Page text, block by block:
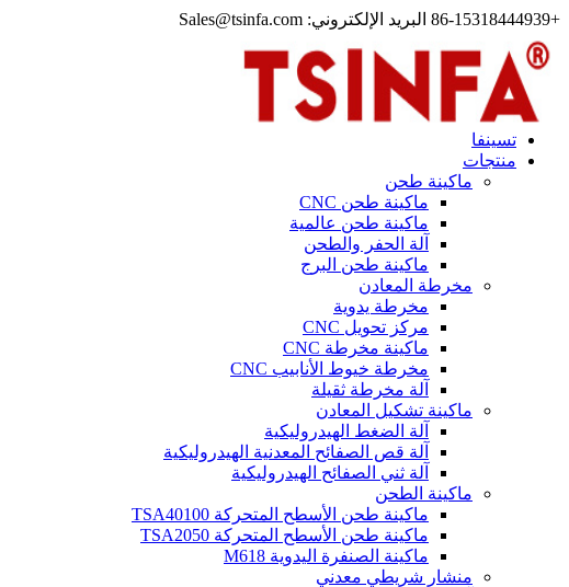
+86-15318444939 البريد الإلكتروني: Sales@tsinfa.com
تسينفا
منتجات
ماكينة طحن
ماكينة طحن CNC
ماكينة طحن عالمية
آلة الحفر والطحن
ماكينة طحن البرج
مخرطة المعادن
مخرطة يدوية
مركز تحويل CNC
ماكينة مخرطة CNC
مخرطة خيوط الأنابيب CNC
آلة مخرطة ثقيلة
ماكينة تشكيل المعادن
آلة الضغط الهيدروليكية
آلة قص الصفائح المعدنية الهيدروليكية
آلة ثني الصفائح الهيدروليكية
ماكينة الطحن
ماكينة طحن الأسطح المتحركة TSA40100
ماكينة طحن الأسطح المتحركة TSA2050
ماكينة الصنفرة اليدوية M618
منشار شريطي معدني